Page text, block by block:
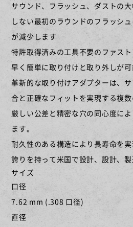
EAR PRO
限定商品
[サプレッサー][ハイ
サウンド、フラッシュ、ダストの
しない最初のラウンドのフラッシ
が減少します
特許取得済みの工具不要のファス
早く簡単に取り付けと取り外しが
革新的な取り付けアダプターは、
合と正確なフィットを実現する複数
厳しい公差と精密な穴の同心度に
ます。
耐久性のある構造により長寿命を実
誇りを持って米国で設計、設計、
サイズ
口径
7.62 mm (.308 口径)
直径